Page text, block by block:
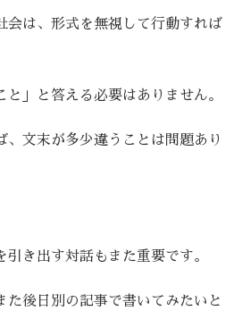
会は、形式を無視して行動すれば
」と答える必要はありません。
、文末が多少違うことは問題あり
引き出す対話もまた重要です。
た後日別の記事で書いてみたいと